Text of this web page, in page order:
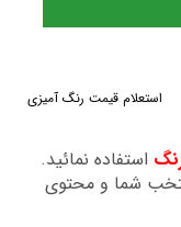
استعلام قیمت رنگ آمیزی
استفاده نمائید.
شما و محتوی